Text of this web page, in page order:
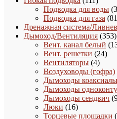
Подводка для воды
Подводка для газа 81
Дренажная система/
Дымоход/Вентиляция 353
Вент. канал белый
Вент. решетки 2424
Вентиляторы 44
Воздуховоды (гофра)
Дымоходы
Дымоходы
Дымоходы сендвич
Люки 1616
товаров
Торцевые площадки